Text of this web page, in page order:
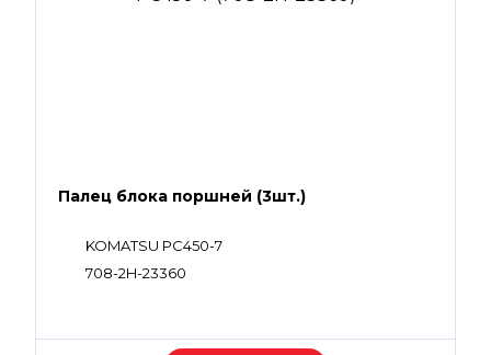
Палец блока поршней (3шт.)
KOMATSU PC450-7
708-2H-23360